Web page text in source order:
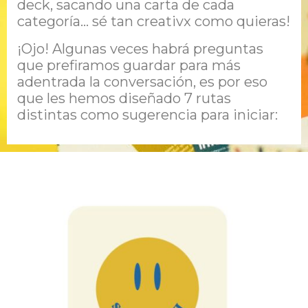
deck, sacando una carta de cada
categoría… sé tan creativx como quieras!
¡Ojo! Algunas veces habrá preguntas
que prefiramos guardar para más
adentrada la conversación, es por eso
que les hemos diseñado 7 rutas
distintas como sugerencia para iniciar: